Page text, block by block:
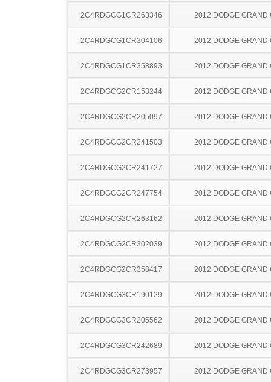
2C4RDGCG1CR263346 2012 DODGE GRAND
2C4RDGCG1CR304106 2012 DODGE GRAND
2C4RDGCG1CR358893 2012 DODGE GRAND
2C4RDGCG2CR153244 2012 DODGE GRAND
2C4RDGCG2CR205097 2012 DODGE GRAND
2C4RDGCG2CR241503 2012 DODGE GRAND
2C4RDGCG2CR241727 2012 DODGE GRAND
2C4RDGCG2CR247754 2012 DODGE GRAND
2C4RDGCG2CR263162 2012 DODGE GRAND
2C4RDGCG2CR302039 2012 DODGE GRAND
2C4RDGCG2CR358417 2012 DODGE GRAND
2C4RDGCG3CR190129 2012 DODGE GRAND
2C4RDGCG3CR205562 2012 DODGE GRAND
2C4RDGCG3CR242689 2012 DODGE GRAND
2C4RDGCG3CR273957 2012 DODGE GRAND